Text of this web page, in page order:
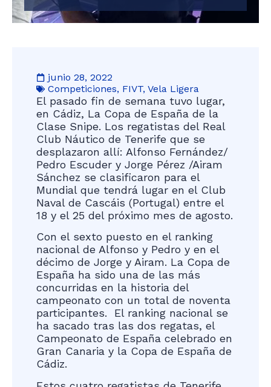
junio 28, 2022
Competiciones, FIVT, Vela Ligera
El pasado fin de semana tuvo lugar,
en Cádiz, La Copa de España de la
Clase Snipe. Los regatistas del Real
Club Náutico de Tenerife que se
desplazaron allí: Alfonso Fernández/
Pedro Escuder y Jorge Pérez /Airam
Sánchez se clasificaron para el
Mundial que tendrá lugar en el Club
Naval de Cascáis (Portugal) entre el
18 y el 25 del próximo mes de agosto.
Con el sexto puesto en el ranking
nacional de Alfonso y Pedro y en el
décimo de Jorge y Airam. La Copa de
España ha sido una de las más
concurridas en la historia del
campeonato con un total de noventa
participantes. El ranking nacional se
ha sacado tras las dos regatas, el
Campeonato de España celebrado en
Gran Canaria y la Copa de España de
Cádiz.